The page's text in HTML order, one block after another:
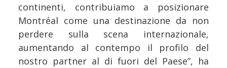
continenti, contribuiamo a posizionare
Montréal come una destinazione da non
perdere sulla scena internazionale,
aumentando al contempo il profilo del
nostro partner al di fuori del Paese”, ha